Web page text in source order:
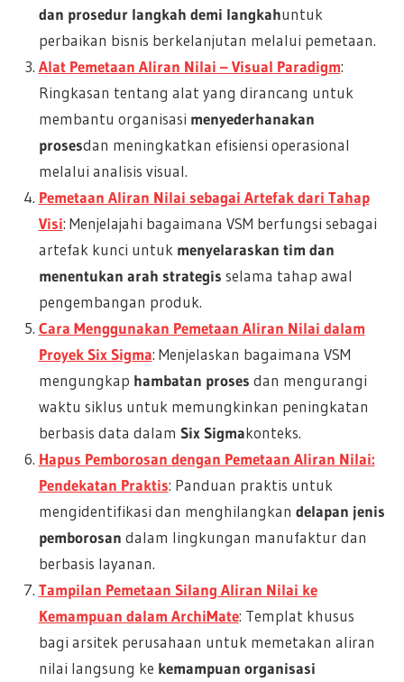
dan prosedur langkah demi langkahuntuk
perbaikan bisnis berkelanjutan melalui pemetaan.
Alat Pemetaan Aliran Nilai – Visual Paradigm:
Ringkasan tentang alat yang dirancang untuk
membantu organisasi menyederhanakan
prosesdan meningkatkan efisiensi operasional
melalui analisis visual.
Pemetaan Aliran Nilai sebagai Artefak dari Tahap
Visi: Menjelajahi bagaimana VSM berfungsi sebagai
artefak kunci untuk menyelaraskan tim dan
menentukan arah strategis selama tahap awal
pengembangan produk.
Cara Menggunakan Pemetaan Aliran Nilai dalam
Proyek Six Sigma: Menjelaskan bagaimana VSM
mengungkap hambatan proses dan mengurangi
waktu siklus untuk memungkinkan peningkatan
berbasis data dalam Six Sigmakonteks.
Hapus Pemborosan dengan Pemetaan Aliran Nilai:
Pendekatan Praktis: Panduan praktis untuk
mengidentifikasi dan menghilangkan delapan jenis
pemborosan dalam lingkungan manufaktur dan
berbasis layanan.
Tampilan Pemetaan Silang Aliran Nilai ke
Kemampuan dalam ArchiMate: Templat khusus
bagi arsitek perusahaan untuk memetakan aliran
nilai langsung ke kemampuan organisasi